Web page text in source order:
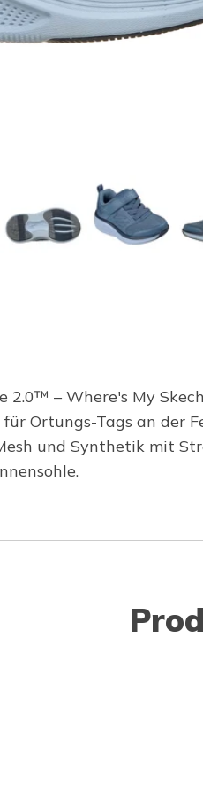
2.0™ – Where's My
Ortungs-Tags an der
und Synthetik mit